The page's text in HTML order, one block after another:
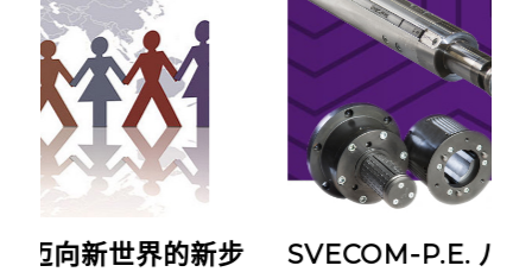
新世界的新步 SVECOM-P.E. 八月份不